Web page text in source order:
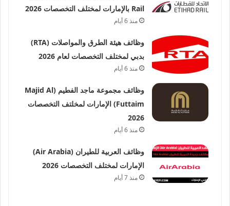
Rail بالإمارات لمختلف التخصصات 2026
منذ 6 أيام
وظائف هيئة الطرق والمواصلات (RTA)
بدبي لمختلف التخصصات لعام 2026
منذ 6 أيام
وظائف مجموعة ماجد الفطيم (Majid Al
Futtaim) الإمارات لمخلتف التخصصات
2026
منذ 6 أيام
وظائف العربية للطيران (Air Arabia)
الإمارات لمختلف التخصصات 2026
منذ 7 أيام